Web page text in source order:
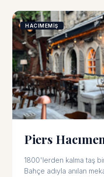
HACIMEMİŞ
Piers
1800'lerden kalma taş
Bahçe adıyla anılan